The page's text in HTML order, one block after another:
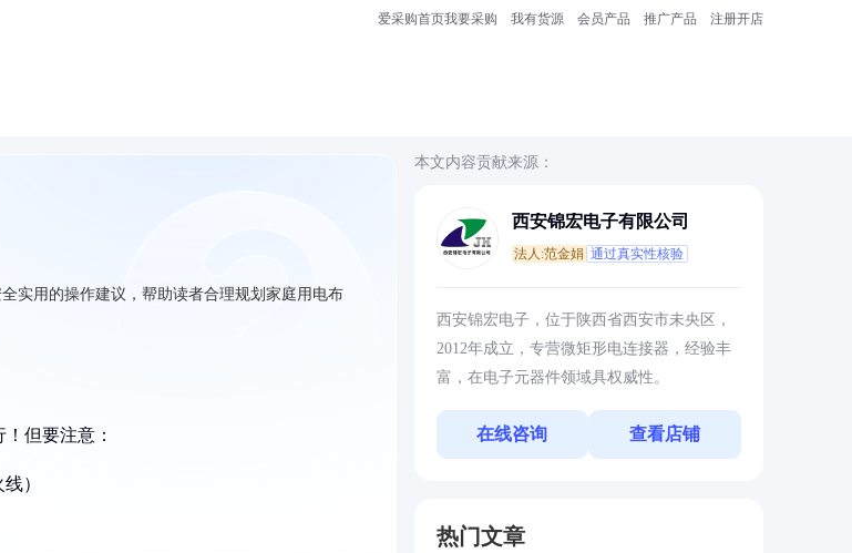
爱采购首页我要采购 我有货源 会员产品 推广产品 注册开店
实用的操作建议，帮助读者合理规划家庭用电布
但要注意：
）
本文内容贡献来源：
西安锦宏电子有限公司
法人:范金娟 通过真实性核验
西安锦宏电子，位于陕西省西安市未央区，
2012年成立，专营微矩形电连接器，经验丰
富，在电子元器件领域具权威性。
在线咨询 查看店铺
热门文章